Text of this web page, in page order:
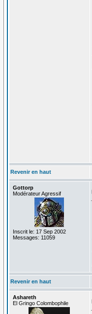
Revenir en haut
Gottorp
Modérateur Agressif
Inscrit le: 17 Sep 2002
Messages: 11059
Revenir en haut
Ashareth
El Gringo Colombophile